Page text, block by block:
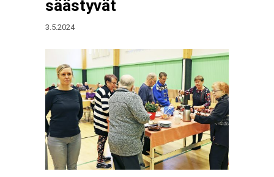
säästyvät
3.5.2024